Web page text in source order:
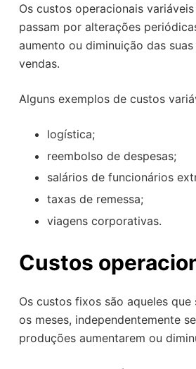
Os custos operacionais
passam por alterações
aumento ou diminuição das
vendas.
Alguns exemplos de custos
logística;
reembolso de despesas;
salários de funcionários
taxas de remessa;
viagens corporativas.
Custos
Os custos fixos são aqueles
os meses, independentemente
produções aumentarem ou